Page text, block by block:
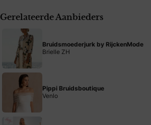
Gerelateerde Aanbieders
Bruidsmoederjurk by RijckenMode
Brielle ZH
Pippi Bruidsboutique
Venlo